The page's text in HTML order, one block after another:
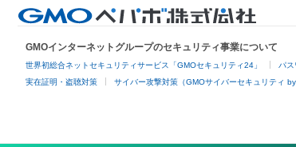
GMOインターネットグループのセキュリティ事業について
世界初総合ネットセキュリティサービス「GMOセキュリティ24」 パ
実在証明・盗聴対策 サイバー攻撃対策（GMOサイバーセキュリティ by